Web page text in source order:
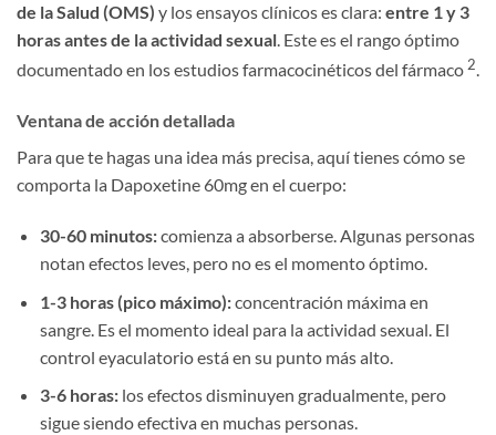
de la Salud (OMS) y los ensayos clínicos es clara: entre 1 y 3
horas antes de la actividad sexual. Este es el rango óptimo
documentado en los estudios farmacocinéticos del fármaco2.
Ventana de acción detallada
Para que te hagas una idea más precisa, aquí tienes cómo se
comporta la Dapoxetine 60mg en el cuerpo:
30-60 minutos:comienza a absorberse. Algunas personas
notan efectos leves, pero no es el momento óptimo.
1-3 horas (pico máximo):concentración máxima en
sangre. Es el momento ideal para la actividad sexual. El
control eyaculatorio está en su punto más alto.
3-6 horas:los efectos disminuyen gradualmente, pero
sigue siendo efectiva en muchas personas.